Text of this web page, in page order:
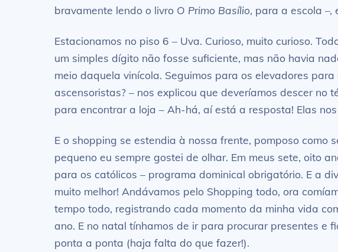
bravamente lendo o livro O Primo Basílio, para a escola –,
Estacionamos no piso 6 – Uva. Curioso, muito curioso.
um simples dígito não fosse suficiente, mas não havia
meio daquela vinícola. Seguimos para os elevadores
ascensoristas? – nos explicou que deveríamos descer
para encontrar a loja – Ah-há, aí está a resposta! Elas
E o shopping se estendia à nossa frente, pomposo como
pequeno eu sempre gostei de olhar. Em meus sete, oito
para os católicos – programa dominical obrigatório. E a
muito melhor! Andávamos pelo Shopping todo, ora
tempo todo, registrando cada momento da minha vida
ano. E no natal tínhamos de ir para procurar presentes e
ponta a ponta (haja falta do que fazer!).